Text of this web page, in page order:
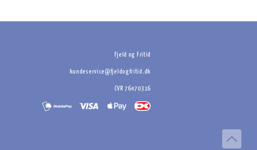
Fjeld og Fritid
kundeservice@fjeldogfritid.dk
CVR 76470316